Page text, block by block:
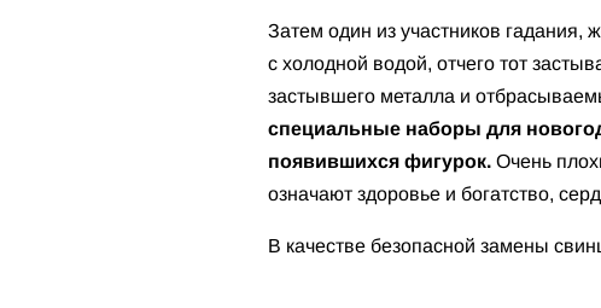
Затем один из участников
с холодной водой, отчего тот
застывшего металла и
специальные наборы для
появившихся фигурок. Очень
означают здоровье и богатство,
В качестве безопасной замены